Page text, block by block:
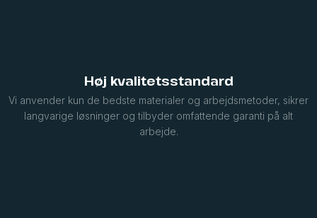
Høj kvalitetsstandard
Vi anvender kun de bedste materialer og arbejdsmetoder, sikrer
langvarige løsninger og tilbyder omfattende garanti på alt
arbejde.